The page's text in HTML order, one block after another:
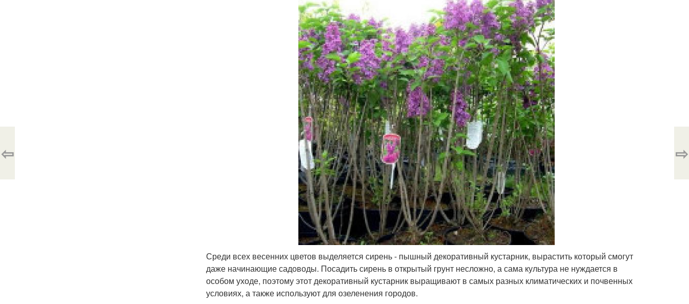
Среди всех весенних цветов выделяется сирень - пышный декоративный кустарник, вырастить который смогут
даже начинающие садоводы. Посадить сирень в открытый грунт несложно, а сама культура не нуждается в
особом уходе, поэтому этот декоративный кустарник выращивают в самых разных климатических и почвенных
условиях, а также используют для озеленения городов.
⇦ ⇨